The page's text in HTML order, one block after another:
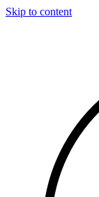
Skip to content